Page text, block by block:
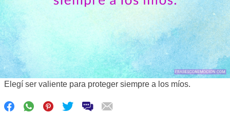
Elegí ser valiente para proteger siempre a los míos.